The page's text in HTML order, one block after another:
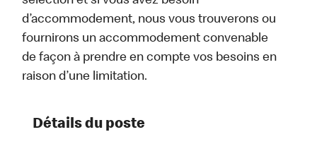
d’accommodement, nous vous trouverons ou
fournirons un accommodement convenable
de façon à prendre en compte vos besoins en
raison d’une limitation.
Détails du poste